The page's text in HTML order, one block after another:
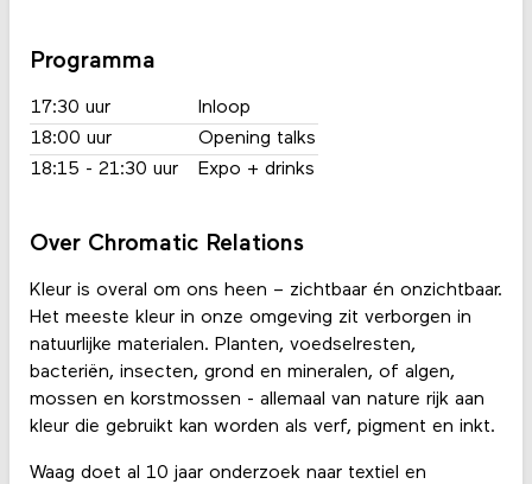
Programma
17:30 uur
Inloop
18:00 uur
Opening talks
18:15 - 21:30 uur
Expo + drinks
Over Chromatic Relations
Kleur is overal om ons heen – zichtbaar én onzichtbaar.
Het meeste kleur in onze omgeving zit verborgen in
natuurlijke materialen. Planten, voedselresten,
bacteriën, insecten, grond en mineralen, of algen,
mossen en korstmossen - allemaal van nature rijk aan
kleur die gebruikt kan worden als verf, pigment en inkt.
Waag doet al 10 jaar onderzoek naar textiel en